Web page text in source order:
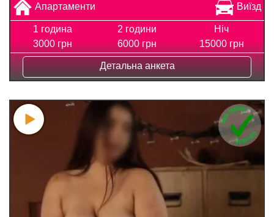
Апартаменти Виїзд
1 година
3000 грн
2 години
6000 грн
Ніч
15000 грн
Детальна анкета